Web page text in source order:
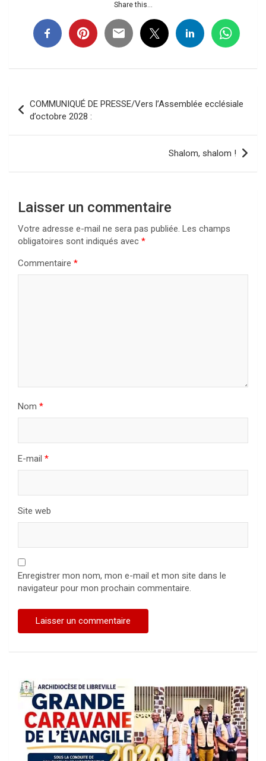
Share this...
de
l’article
COMMUNIQUÉ DE PRESSE/Vers l’Assemblée ecclésiale
d’octobre 2028 :
Shalom, shalom !
Laisser un commentaire
Votre adresse e-mail ne sera pas publiée. Les champs
obligatoires sont indiqués avec *
Commentaire *
Nom *
E-mail *
Site web
Enregistrer mon nom, mon e-mail et mon site dans le
navigateur pour mon prochain commentaire.